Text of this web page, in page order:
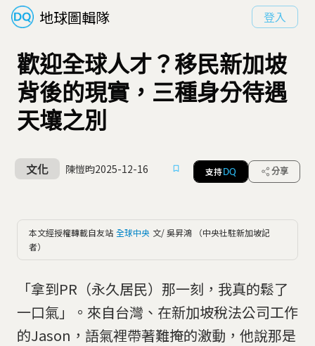
地球圖輯隊 登入
歡迎全球人才？移民新加坡
背後的現實，三種身分待遇
天壤之別
文化 陳愷昀2025-12-16 支持 DQ 分享
本文經授權轉載自友站 全球中央 文/ 吳昇鴻 （中央社駐新加坡記
者）
「拿到PR（永久居民）那一刻，我真的鬆了
一口氣」。來自台灣、在新加坡稅法公司工作
的Jason，語氣裡帶著難掩的激動，他說那是